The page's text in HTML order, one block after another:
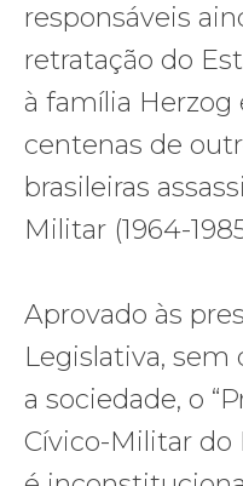
responsáveis
retratação do
à família Herzog
centenas de
brasileiras
Militar (1964-
Aprovado às
Legislativa,
a sociedade, o
Cívico-Militar do